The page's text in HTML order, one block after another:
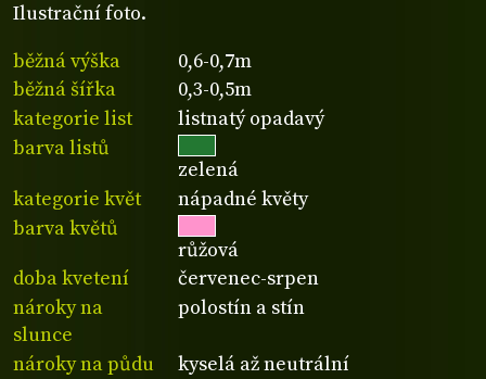
Ilustrační foto.
běžná výška
0,6-0,7m
běžná šířka
0,3-0,5m
kategorie list
listnatý opadavý
barva listů
zelená
kategorie květ
nápadné květy
barva květů
růžová
doba kvetení
červenec-srpen
nároky na
slunce
polostín a stín
nároky na půdu
kyselá až neutrální